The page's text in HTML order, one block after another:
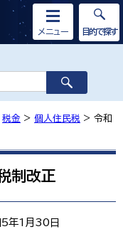
メニュー 目的で探す
税金 > 個人住民税 > 令和
制改正
年1月30日